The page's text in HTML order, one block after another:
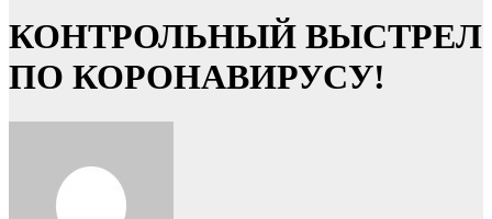
КОНТРОЛЬНЫЙ ВЫСТРЕЛ
ПО КОРОНАВИРУСУ!